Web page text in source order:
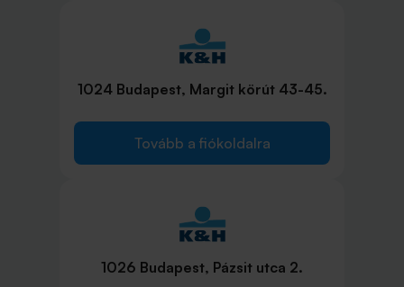
1024 Budapest, Margit körút 43-45.
Tovább a fiókoldalra
1026 Budapest, Pázsit utca 2.